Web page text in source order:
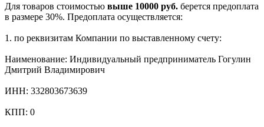
Для товаров стоимостью выше 10000 руб. берется предоплата
в размере 30%. Предоплата осуществляется:
1. по реквизитам Компании по выставленному счету:
Наименование: Индивидуальный предприниматель Гогулин
Дмитрий Владимирович
ИНН: 332803673639
КПП: 0